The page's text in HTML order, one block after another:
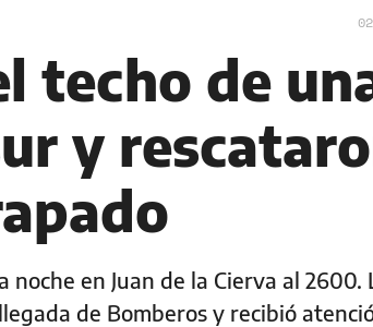
techo de
y
en Juan de la Cierva al 2600.
de Bomberos y recibió